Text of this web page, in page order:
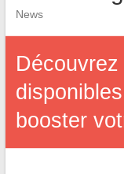
News
booster